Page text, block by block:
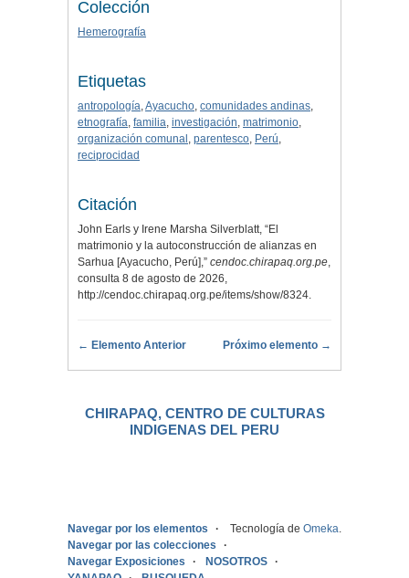
Colección
Hemerografía
Etiquetas
antropología,Ayacucho, comunidades andinas,
etnografía, familia, investigación, matrimonio,
organización comunal , parentesco, Perú,
reciprocidad
Citación
John Earls y Irene Marsha Silverblatt, “El
matrimonio y la autoconstrucción de alianzas en
Sarhua [Ayacucho, Perú],” cendoc.chirapaq.org.pe,
consulta 8 de agosto de 2026,
http://cendoc.chirapaq.org.pe/items/show/8324.
← Elemento Anterior Próximo elemento →
CHIRAPAQ, CENTRO DE CULTURAS
INDIGENAS DEL PERU
Navegar por los elementos
Navegar por las colecciones
Navegar Exposiciones
NOSOTROS
Tecnología de Omeka.